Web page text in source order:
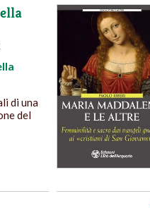
di una
del